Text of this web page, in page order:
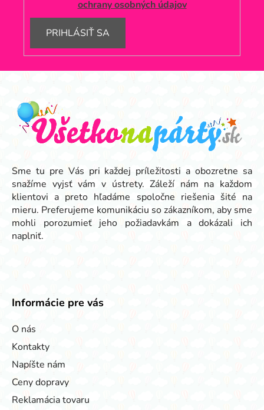
ochrany osobných údajov
PRIHLÁSIŤ SA
Z
Sme tu pre Vás pri každej príležitosti a obozretne sa
snažíme vyjsť vám v ústrety. Záleží nám na každom
klientovi a preto hľadáme spoločne riešenia šité na
mieru. Preferujeme komunikáciu so zákazníkom, aby sme
mohli porozumieť jeho požiadavkám a dokázali ich
naplniť.
Informácie pre vás
O nás
Kontakty
Napíšte nám
Ceny dopravy
Reklamácia tovaru